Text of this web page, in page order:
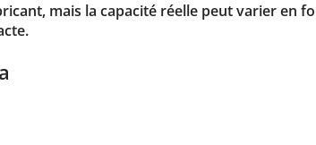
mais la capacité réelle peut varier en